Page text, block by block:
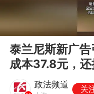
泰兰尼斯新广
成本37.8元，
政法频道 关